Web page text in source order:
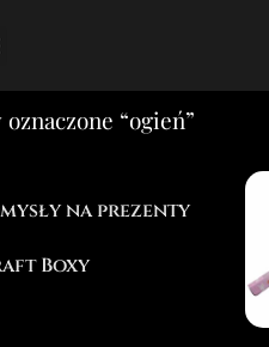
“ogień”
na prezenty
Boxy